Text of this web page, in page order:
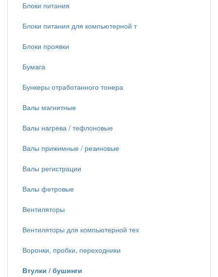
Блоки питания
Блоки питания для компьютерной т
Блоки проявки
Бумага
Бункеры отработанного тонера
Валы магнитные
Валы нагрева / тефлоновые
Валы прижимные / резиновые
Валы регистрации
Валы фетровые
Вентиляторы
Вентиляторы для компьютерной тех
Воронки, пробки, переходники
Втулки / бушинги